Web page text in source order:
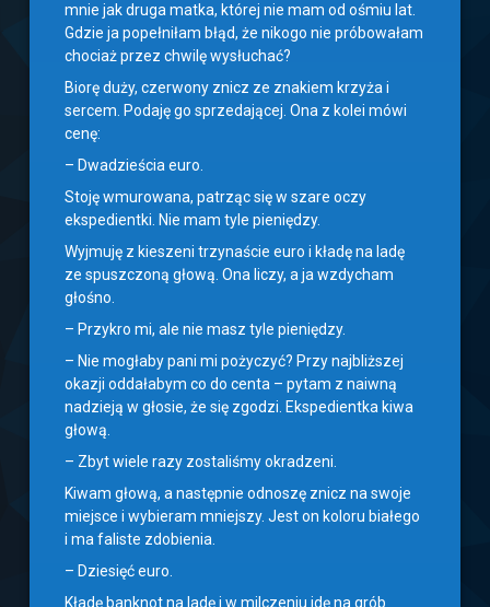
mnie jak druga matka, której nie mam od ośmiu lat.
Gdzie ja popełniłam błąd, że nikogo nie próbowałam
chociaż przez chwilę wysłuchać?
Biorę duży, czerwony znicz ze znakiem krzyża i
sercem. Podaję go sprzedającej. Ona z kolei mówi
cenę:
– Dwadzieścia euro.
Stoję wmurowana, patrząc się w szare oczy
ekspedientki. Nie mam tyle pieniędzy.
Wyjmuję z kieszeni trzynaście euro i kładę na ladę
ze spuszczoną głową. Ona liczy, a ja wzdycham
głośno.
– Przykro mi, ale nie masz tyle pieniędzy.
– Nie mogłaby pani mi pożyczyć? Przy najbliższej
okazji oddałabym co do centa – pytam z naiwną
nadzieją w głosie, że się zgodzi. Ekspedientka kiwa
głową.
– Zbyt wiele razy zostaliśmy okradzeni.
Kiwam głową, a następnie odnoszę znicz na swoje
miejsce i wybieram mniejszy. Jest on koloru białego
i ma faliste zdobienia.
– Dziesięć euro.
Kładę banknot na ladę i w milczeniu idę na grób